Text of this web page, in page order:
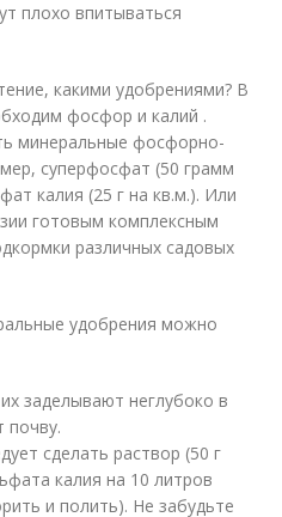
плохо впитываться
какими удобрениями? В
фосфор и калий .
минеральные фосфорно-
суперфосфат (50 грамм
калия (25 г на кв.м.). Или
готовым комплексным
различных садовых
удобрения можно
заделывают неглубоко в
почву.
сделать раствор (50 г
калия на 10 литров
и полить). Не забудьте